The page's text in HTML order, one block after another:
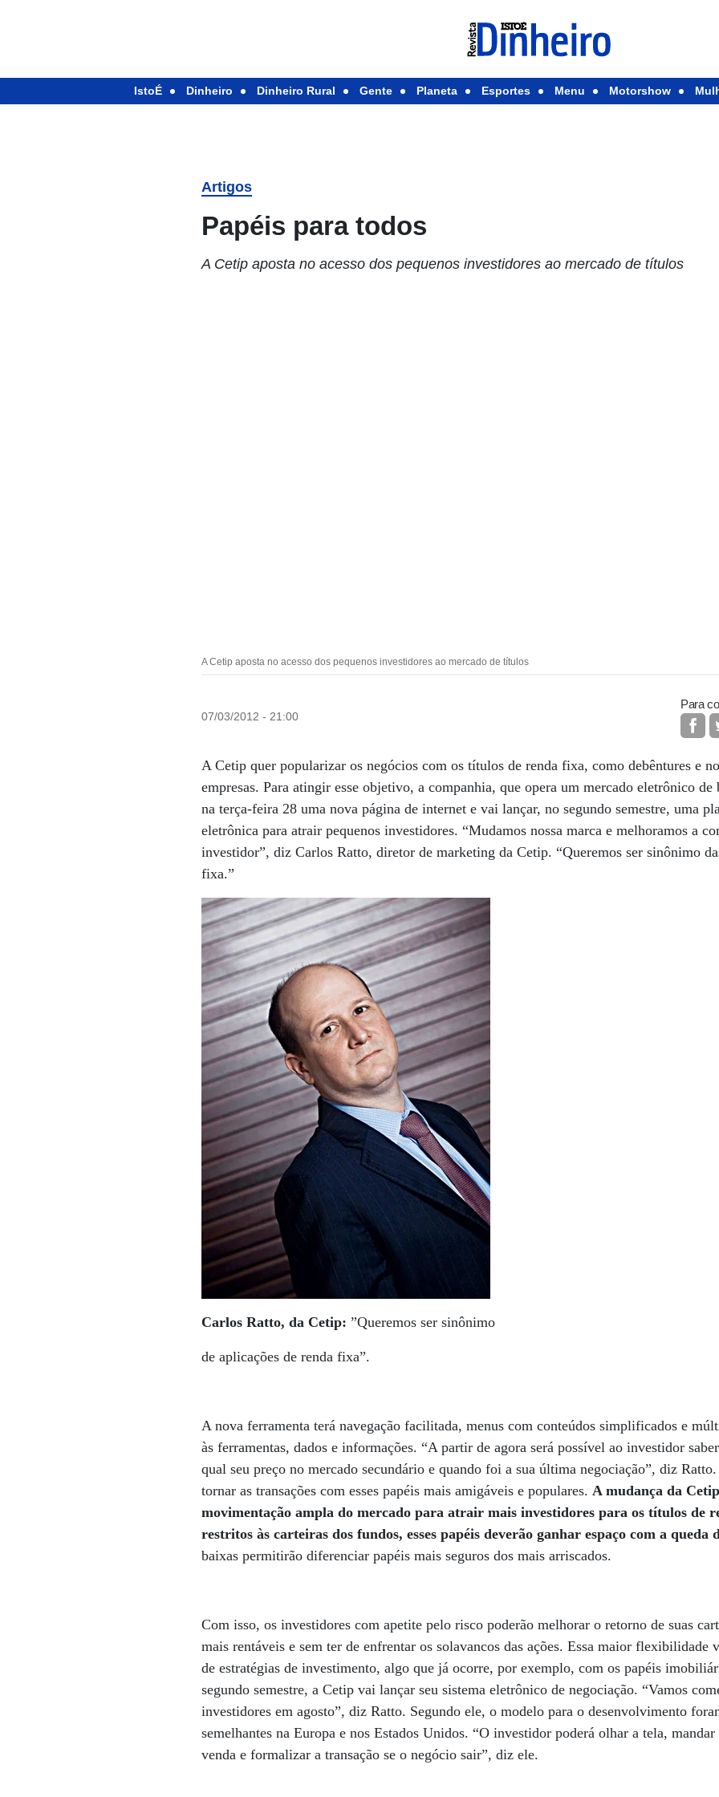
IstoÉ Dinheiro Dinheiro Rural Gente Planeta Esportes Menu Motorshow
Artigos
Papéis para todos
A Cetip aposta no acesso dos pequenos investidores ao mercado de títulos
A Cetip aposta no acesso dos pequenos investidores ao mercado de títulos
07/03/2012 - 21:00
Para
A Cetip quer popularizar os negócios com os títulos de renda fixa, como debêntures e
empresas. Para atingir esse objetivo, a companhia, que opera um mercado eletrônico
na terça-feira 28 uma nova página de internet e vai lançar, no segundo semestre, uma
eletrônica para atrair pequenos investidores. “Mudamos nossa marca e melhoramos a
investidor”, diz Carlos Ratto, diretor de marketing da Cetip. “Queremos ser sinônimo
fixa.”
Carlos Ratto, da Cetip: ”Queremos ser sinônimo
de aplicações de renda fixa”.
A nova ferramenta terá navegação facilitada, menus com conteúdos simplificados e
às ferramentas, dados e informações. “A partir de agora será possível ao investidor
qual seu preço no mercado secundário e quando foi a sua última negociação”, diz
tornar as transações com esses papéis mais amigáveis e populares.A mudança da
movimentação ampla do mercado para atrair mais investidores para os títulos de
restritos às carteiras dos fundos, esses papéis deverão ganhar espaço com a queda
baixas permitirão diferenciar papéis mais seguros dos mais arriscados.
Com isso, os investidores com apetite pelo risco poderão melhorar o retorno de suas
mais rentáveis e sem ter de enfrentar os solavancos das ações. Essa maior flexibilidade
de estratégias de investimento, algo que já ocorre, por exemplo, com os papéis
segundo semestre, a Cetip vai lançar seu sistema eletrônico de negociação. “Vamos
investidores em agosto”, diz Ratto. Segundo ele, o modelo para o desenvolvimento
semelhantes na Europa e nos Estados Unidos. “O investidor poderá olhar a tela,
venda e formalizar a transação se o negócio sair”, diz ele.